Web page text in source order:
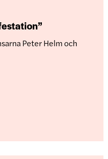
Peter Helm och